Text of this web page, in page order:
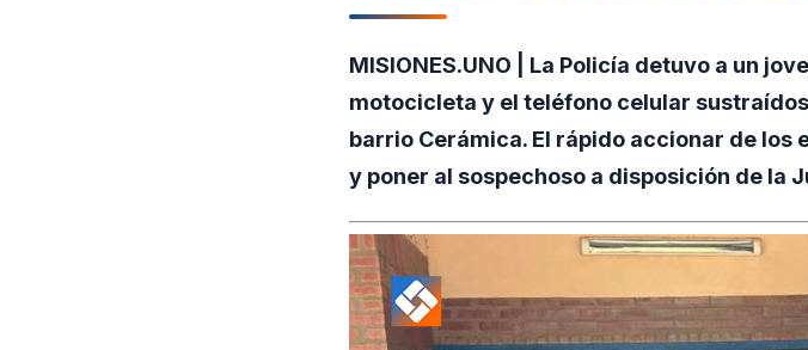
MISIONES.UNO | La Policía detuvo a un
motocicleta y el teléfono celular
barrio Cerámica. El rápido accionar de
y poner al sospechoso a disposición de la